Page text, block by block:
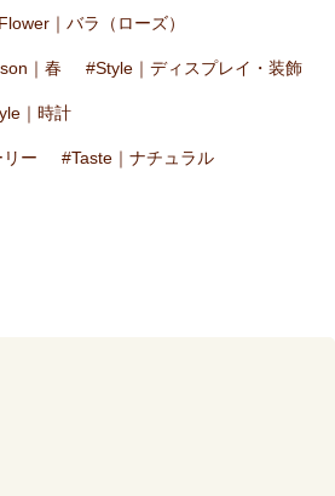
Flower｜バラ（ローズ）
｜春 Style｜ディスプレイ・装飾
｜時計
ー Taste｜ナチュラル